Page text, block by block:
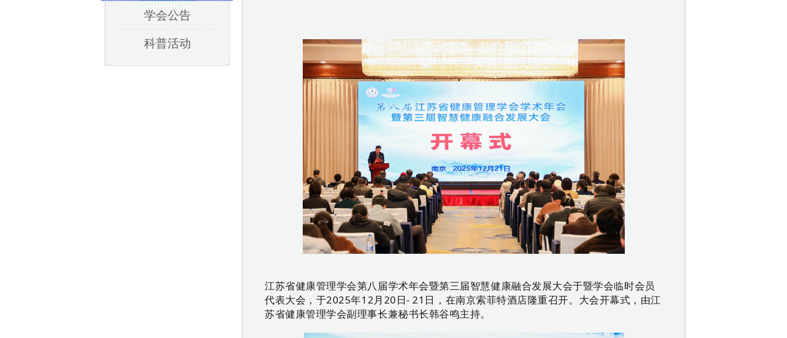
学会公告
科普活动
江苏省健康管理学会第八届学术年会暨第三届智慧健康融合发展大会于暨学会临时会员
代表大会，于2025年12月20日- 21日，在南京索菲特酒店隆重召开。 大会开幕式，由江
苏省健康管理学会副理事长兼秘书长韩谷鸣主持。